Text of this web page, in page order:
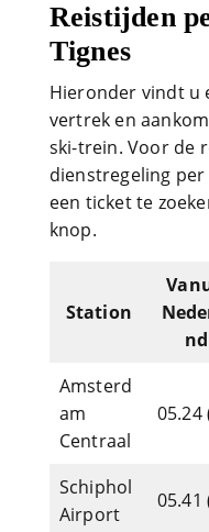
Reistijden
Tignes
Hieronder vindt u
vertrek en
ski-trein. Voor de
dienstregeling
een ticket te
knop.
Station
nd
Amsterd
am
Centraal
05.24
Schiphol
Airport
05.41